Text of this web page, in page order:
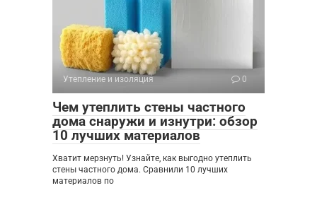
Утепление и изоляция 0
Чем утеплить стены частного
дома снаружи и изнутри: обзор
10 лучших материалов
Хватит мерзнуть! Узнайте, как выгодно утеплить
стены частного дома. Сравнили 10 лучших
материалов по